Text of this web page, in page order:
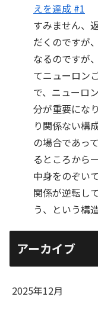
えを達成 #1
すみません、
だくのですが
なるのですが
てニューロン
で、ニューロ
分が重要にな
り関係ない構
の場合であっ
るところから
中身をのぞい
関係が逆転し
う、という構
アーカイブ
2025年12月